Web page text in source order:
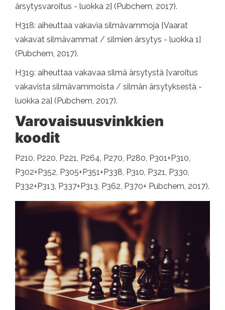
ärsytysvaroitus - luokka 2] (Pubchem, 2017).
H318: aiheuttaa vakavia silmävammoja [Vaarat
vakavat silmävammat / silmien ärsytys - luokka 1]
(Pubchem, 2017).
H319: aiheuttaa vakavaa silmä ärsytystä [varoitus
vakavista silmävammoista / silmän ärsytyksestä -
luokka 2a] (Pubchem, 2017).
Varovaisuusvinkkien
koodit
P210, P220, P221, P264, P270, P280, P301+P310,
P302+P352, P305+P351+P338, P310, P321, P330,
P332+P313, P337+P313, P362, P370+ Pubchem, 2017).